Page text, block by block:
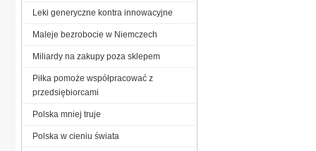
Leki generyczne kontra innowacyjne
Maleje bezrobocie w Niemczech
Miliardy na zakupy poza sklepem
Piłka pomoże współpracować z
przedsiębiorcami
Polska mniej truje
Polska w cieniu świata